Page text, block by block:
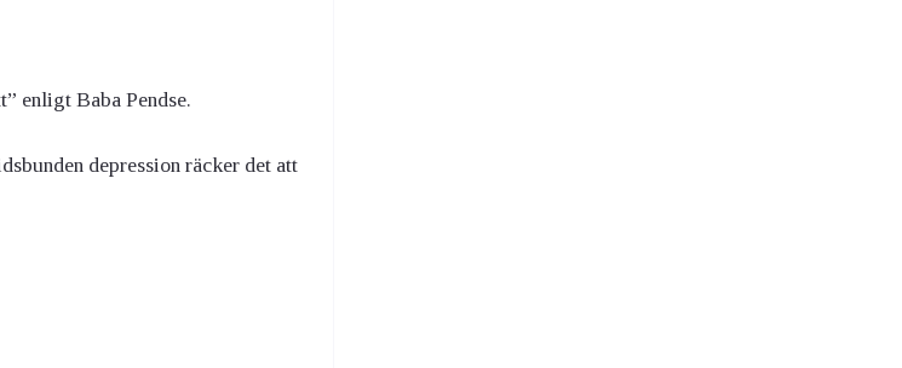
enligt Baba Pendse.
depression räcker det att